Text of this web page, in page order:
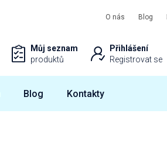
O nás Blog
Můj seznam
produktů
Přihlášení
Registrovat se
Blog Kontakty